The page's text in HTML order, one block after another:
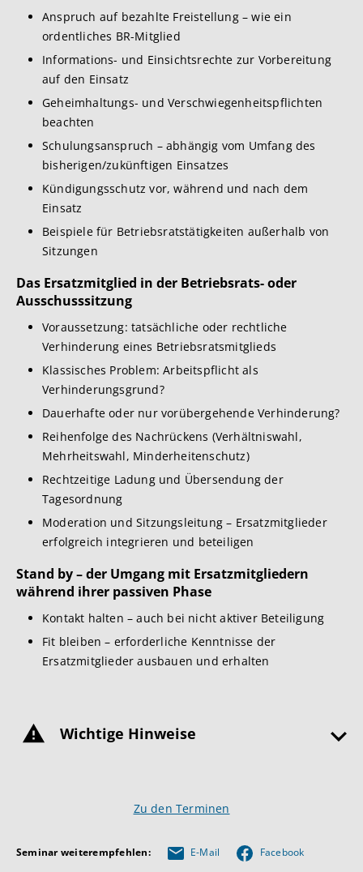
Anspruch auf bezahlte Freistellung – wie ein
ordentliches BR-Mitglied
Informations- und Einsichtsrechte zur Vorbereitung
auf den Einsatz
Geheimhaltungs- und Verschwiegenheitspflichten
beachten
Schulungsanspruch – abhängig vom Umfang des
bisherigen/zukünftigen Einsatzes
Kündigungsschutz vor, während und nach dem
Einsatz
Beispiele für Betriebsratstätigkeiten außerhalb von
Sitzungen
Das Ersatzmitglied in der Betriebsrats- oder
Ausschusssitzung
Voraussetzung: tatsächliche oder rechtliche
Verhinderung eines Betriebsratsmitglieds
Klassisches Problem: Arbeitspflicht als
Verhinderungsgrund?
Dauerhafte oder nur vorübergehende Verhinderung?
Reihenfolge des Nachrückens (Verhältniswahl,
Mehrheitswahl, Minderheitenschutz)
Rechtzeitige Ladung und Übersendung der
Tagesordnung
Moderation und Sitzungsleitung – Ersatzmitglieder
erfolgreich integrieren und beteiligen
Stand by – der Umgang mit Ersatzmitgliedern
während ihrer passiven Phase
Kontakt halten – auch bei nicht aktiver Beteiligung
Fit bleiben – erforderliche Kenntnisse der
Ersatzmitglieder ausbauen und erhalten
Wichtige Hinweise
Zu den Terminen
Seminar weiterempfehlen: E-Mail Facebook